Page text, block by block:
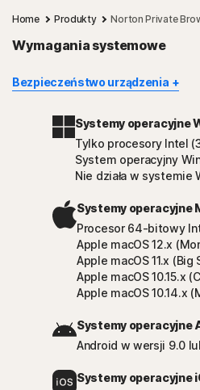
Home Produkty Norton Private
Wymagania systemowe
Bezpieczeństwo urządzenia
Systemy operacyjne
Tylko procesory Intel
System operacyjny
Nie działa w systemie
Systemy operacyjne
Procesor 64-bitowy
Apple macOS 12.x
Apple macOS 11.x (Big
Apple macOS 10.15.x
Apple macOS 10.14.x
Systemy operacyjne
Android w wersji 9.0
Systemy operacyjne